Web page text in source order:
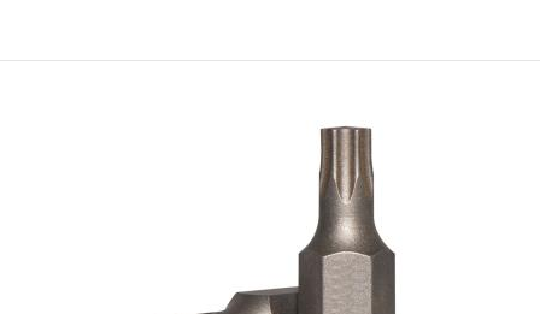
5/16" (8 мм) Бита Torx Т45, L=30 мм (FORCE 1563045)
31 грн.